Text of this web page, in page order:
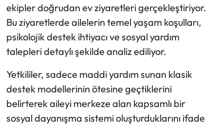
ekipler doğrudan ev ziyaretleri gerçekleştiriyor.
Bu ziyaretlerde ailelerin temel yaşam koşulları,
psikolojik destek ihtiyacı ve sosyal yardım
talepleri detaylı şekilde analiz ediliyor.
Yetkililer, sadece maddi yardım sunan klasik
destek modellerinin ötesine geçtiklerini
belirterek aileyi merkeze alan kapsamlı bir
sosyal dayanışma sistemi oluşturduklarını ifade